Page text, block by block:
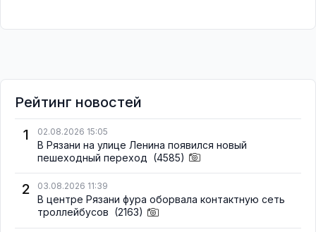
Рейтинг новостей
1
02.08.2026 15:05
В Рязани на улице Ленина появился новый
пешеходный переход (4585)
2 03.08.2026 11:39
В центре Рязани фура оборвала контактную сеть
троллейбусов (2163)